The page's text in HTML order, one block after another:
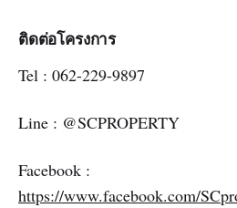
ติดต่อโครงการ
Tel : 062-229-9897
Line : @SCPROPERTY
Facebook :
https://www.facebook.com/